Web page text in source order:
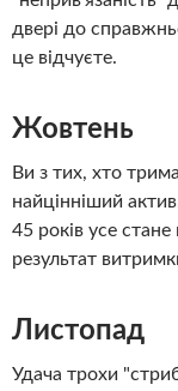
двері до
це відчуєте.
Жовтень
Ви з тих, хто
найцінніший
45 років усе
результат
Листопад
Удача трохи